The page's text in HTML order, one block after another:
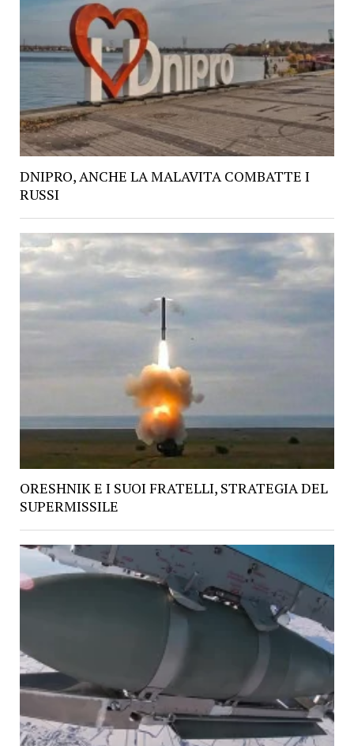
DNIPRO, ANCHE LA MALAVITA COMBATTE I
RUSSI
ORESHNIK E I SUOI FRATELLI, STRATEGIA DEL
SUPERMISSILE